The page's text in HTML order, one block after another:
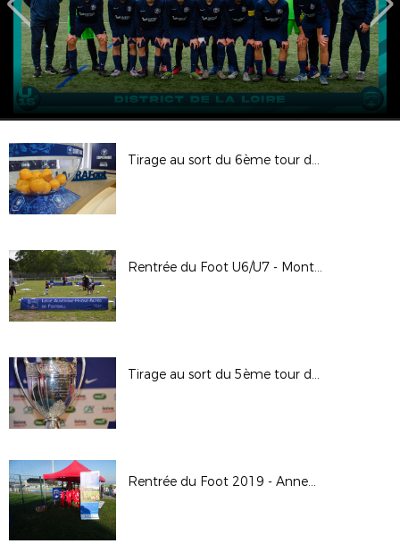
Tirage au sort du 6ème tour de la Coupe de France : plateau France 3 à Chamalières (63)
Rentrée du Foot U6/U7 - Montluçon (03)
Tirage au sort du 5ème tour de la Coupe de France
Rentrée du Foot 2019 - Annemasse Gaillard (74)